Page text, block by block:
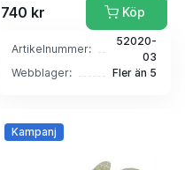
740 kr Köp
Artikelnummer:
52020-
03
Webblager:
Fler än 5
Kampanj